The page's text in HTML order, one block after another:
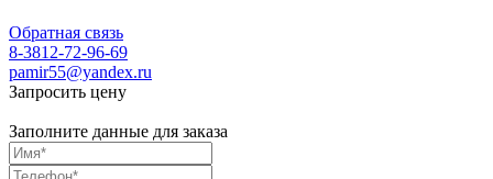
Обратная связь
8-3812-72-96-69
pamir55@yandex.ru
Запросить цену
Заполните данные для заказа